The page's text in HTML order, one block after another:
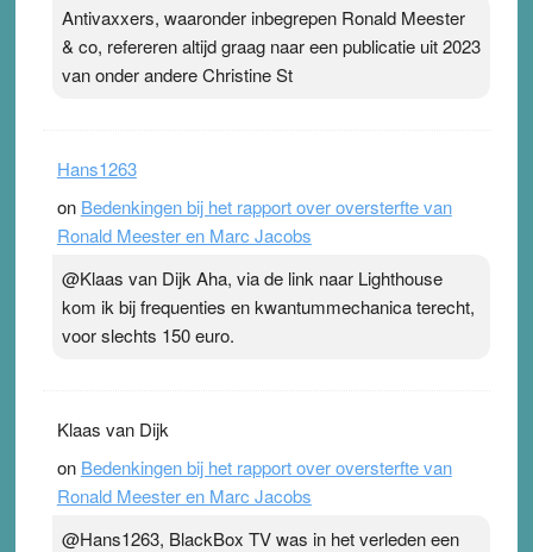
Antivaxxers, waaronder inbegrepen Ronald Meester
& co, refereren altijd graag naar een publicatie uit 2023
van onder andere Christine St
Hans1263
on Bedenkingen bij het rapport over oversterfte van
Ronald Meester en Marc Jacobs
@Klaas van Dijk Aha, via de link naar Lighthouse
kom ik bij frequenties en kwantummechanica terecht,
voor slechts 150 euro.
Klaas van Dijk
on Bedenkingen bij het rapport over oversterfte van
Ronald Meester en Marc Jacobs
@Hans1263, BlackBox TV was in het verleden een